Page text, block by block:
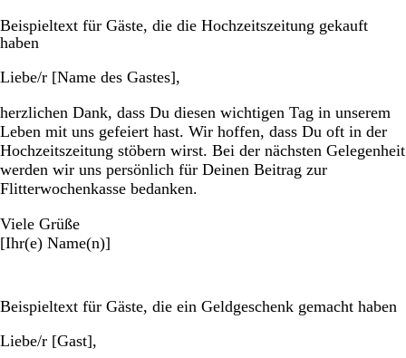
Beispieltext für Gäste, die die Hochzeitszeitung gekauft
haben
Liebe/r [Name des Gastes],
herzlichen Dank, dass Du diesen wichtigen Tag in unserem
Leben mit uns gefeiert hast. Wir hoffen, dass Du oft in der
Hochzeitszeitung stöbern wirst. Bei der nächsten Gelegenheit
werden wir uns persönlich für Deinen Beitrag zur
Flitterwochenkasse bedanken.
Viele Grüße
[Ihr(e) Name(n)]
Beispieltext für Gäste, die ein Geldgeschenk gemacht haben
Liebe/r [Gast],